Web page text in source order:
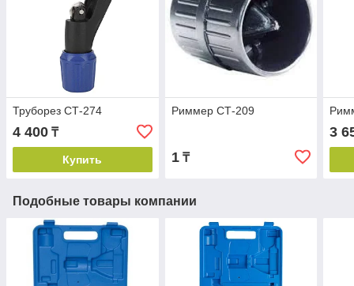
Труборез СТ-274
4 400 ₸
Купить
Риммер СТ-209
1₸
3
Подобные товары компании